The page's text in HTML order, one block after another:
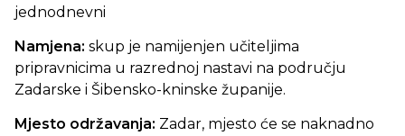
jednodnevni
Namjena: skup je namijenjen učiteljima
pripravnicima u razrednoj nastavi na području
Zadarske i Šibensko-kninske županije.
Mjesto održavanja: Zadar, mjesto će se naknadno